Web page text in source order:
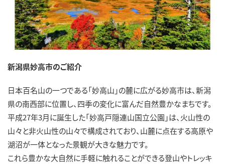
新潟県妙高市のご紹介
日本百名山の一つである「妙高山」の麓に広がる妙高市は、新潟
県の南西部に位置し、四季の変化に富んだ自然豊かなまちです。
平成27年3月に誕生した「妙高戸隠連山国立公園」は、火山性の
山々と非火山性の山々で構成されており、山麓に点在する高原や
湖沼が一体となった景観が大きな魅力です。
これら豊かな大自然に手軽に触れることができる登山やトレッキ